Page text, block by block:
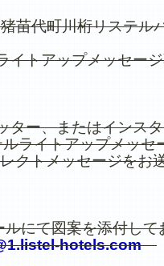
苗代町川桁リステル
トアップメッセー
ター、またはインス
ライトアップメッセ
クトメッセージをお
にて図案を添付して
hotels.com